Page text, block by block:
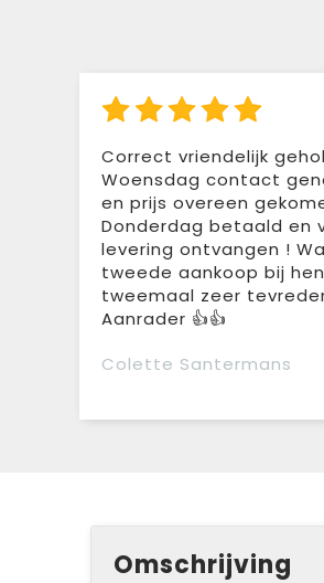
Correct vriendelijk
Woensdag contact
en prijs overeen
Donderdag betaald en
levering ontvangen !
tweede aankoop bij
tweemaal zeer
Aanrader 👍👍
Colette Santermans
Omschrijving